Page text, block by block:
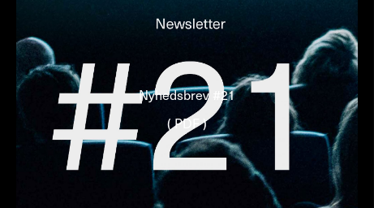
Nyhedsbrev #21
( PDF )